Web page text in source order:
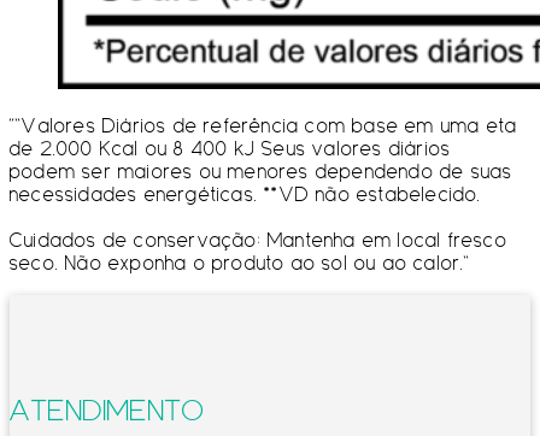
“”Valores Diários de referência com base em uma eta
de 2.000 Kcal ou 8 400 kJ Seus valores diários
podem ser maiores ou menores dependendo de suas
necessidades energéticas. **VD não estabelecido.
Cuidados de conservação: Mantenha em local fresco
seco. Não exponha o produto ao sol ou ao calor.”
ATENDIMENTO